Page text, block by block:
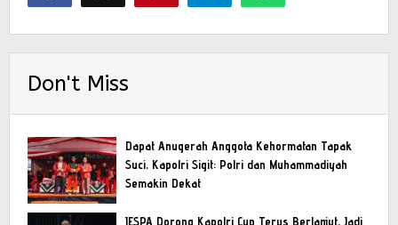
Don't Miss
Dapat Anugerah Anggota Kehormatan Tapak
Suci, Kapolri Sigit: Polri dan Muhammadiyah
Semakin Dekat
IESPA Dorong Kapolri Cup Terus Berlanjut, Jadi